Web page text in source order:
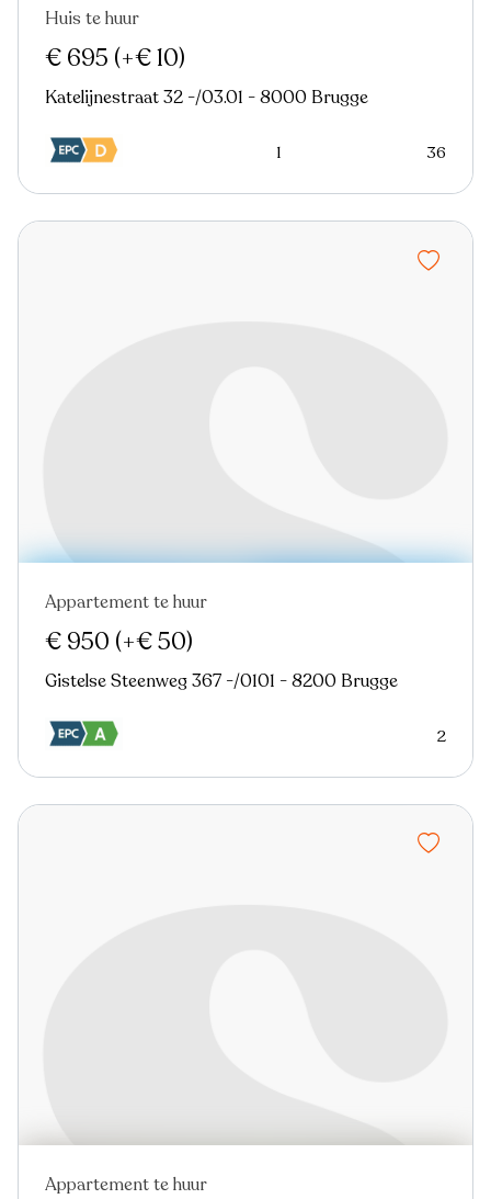
Nieuw
Huis te huur
€ 695 (+€ 10)
Katelijnestraat 32 -/03.01 - 8000 Brugge
1 36
Nieuw
Appartement te huur
€ 950 (+€ 50)
Gistelse Steenweg 367 -/0101 - 8200 Brugge
2
Nieuw
Appartement te huur